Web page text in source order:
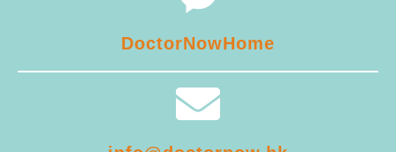
DoctorNowHome